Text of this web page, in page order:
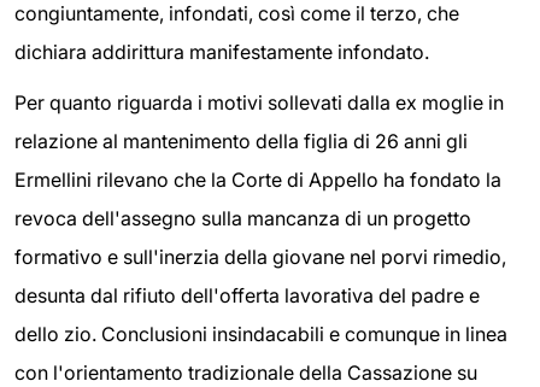
congiuntamente, infondati, così come il terzo, che
dichiara addirittura manifestamente infondato.
Per quanto riguarda i motivi sollevati dalla ex moglie in
relazione al mantenimento della figlia di 26 anni gli
Ermellini rilevano che la Corte di Appello ha fondato la
revoca dell'assegno sulla mancanza di un progetto
formativo e sull'inerzia della giovane nel porvi rimedio,
desunta dal rifiuto dell'offerta lavorativa del padre e
dello zio. Conclusioni insindacabili e comunque in linea
con l'orientamento tradizionale della Cassazione su